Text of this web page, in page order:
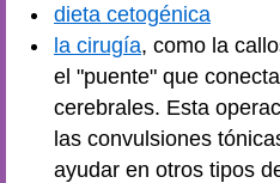
dieta cetogénica
la cirugía, como la
el "puente" que
cerebrales. Esta
las convulsiones
ayudar en otros tipos